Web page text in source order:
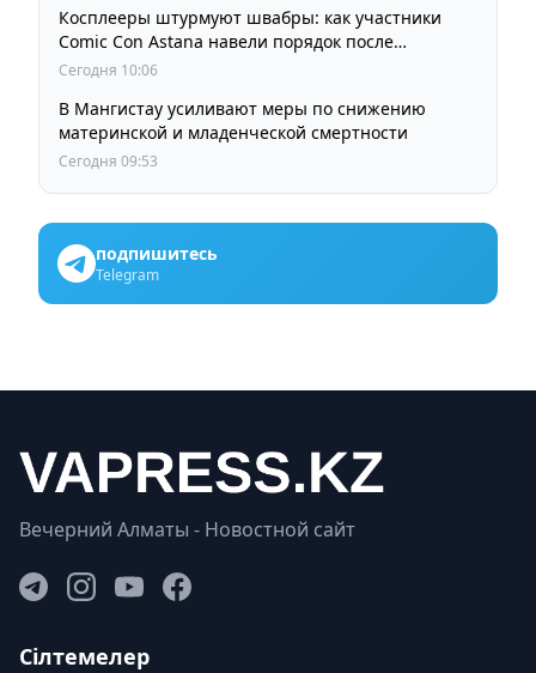
Косплееры штурмуют швабры: как участники
Comic Con Astana навели порядок после
фестиваля
Сегодня 10:06
В Мангистау усиливают меры по снижению
материнской и младенческой смертности
Сегодня 09:53
подпишитесь
Telegram
Вечерний Алматы - Новостной сайт
Сілтемелер